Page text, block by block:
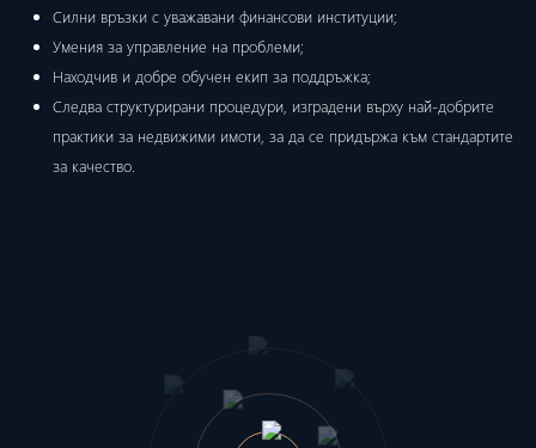
Силни връзки с уважавани финансови институции;
Умения за управление на проблеми;
Находчив и добре обучен екип за поддръжка;
Следва структурирани процедури, изградени върху най-добрите
практики за недвижими имоти, за да се придържа към стандартите
за качество.